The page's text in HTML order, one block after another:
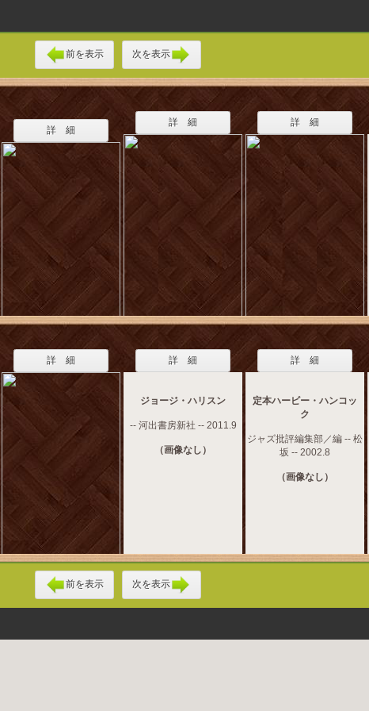
前を表示 次を表示
詳 細
詳 細 詳 細
詳 細 詳 細
ジョージ・ハリスン
-- 河出書房新社 -- 2011.9
（画像なし）
詳 細
定本ハービー・ハンコッ
ク
ジャズ批評編集部／編 -- 松
坂 -- 2002.8
（画像なし）
前を表示 次を表示